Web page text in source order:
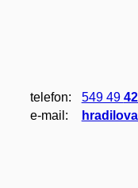
telefon: 549 49
e‑mail: